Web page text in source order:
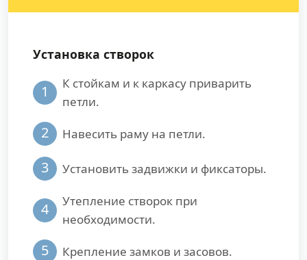
Установка створок
1
К стойкам и к каркасу приварить
петли.
2 Навесить раму на петли.
3 Установить задвижки и фиксаторы.
4
Утепление створок при
необходимости.
5 Крепление замков и засовов.